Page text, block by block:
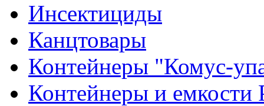
Инсектициды
Канцтовары
Контейнеры "Комус-
Контейнеры и емкости